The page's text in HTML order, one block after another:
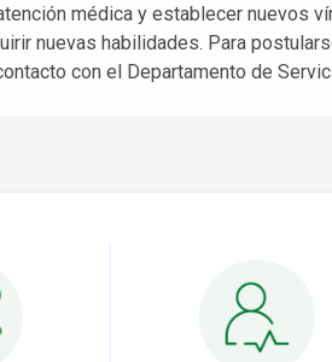
médica y establecer nuevos
nuevas habilidades. Para
con el Departamento de